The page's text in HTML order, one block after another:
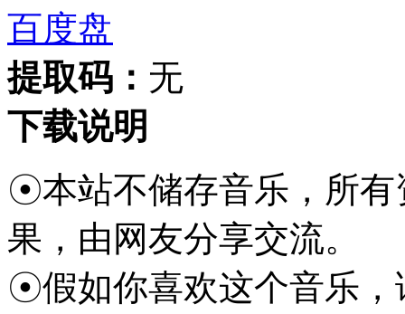
百度盘
提取码： 无
下载说明
☉本站不储存音乐，所有
果，由网友分享交流。
☉假如你喜欢这个音乐，